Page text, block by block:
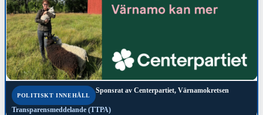
POLITISKT INNEHÅLL
Sponsrat av Centerpartiet, Värnamokretsen
Transparensmeddelande (TTPA)